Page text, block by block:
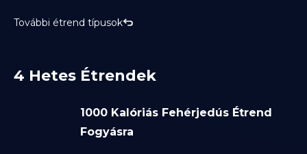
További étrend típusok
4 Hetes Étrendek
1000 Kalóriás Fehérjedús Étrend
Fogyásra